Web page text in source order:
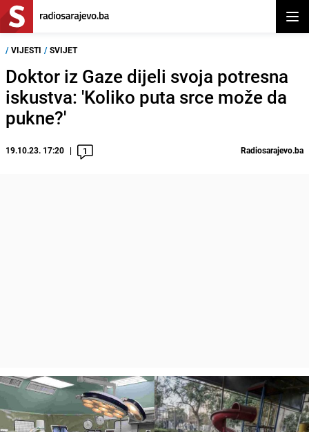
/ VIJESTI / SVIJET
Doktor iz Gaze dijeli svoja potresna
iskustva: 'Koliko puta srce može da
pukne?'
19.10.23. 17:20 1 Radiosarajevo.ba